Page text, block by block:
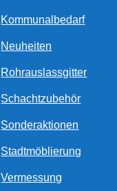
Kommunalbedarf
Neuheiten
Rohrauslassgitter
Schachtzubehör
Sonderaktionen
Stadtmöblierung
Vermessung